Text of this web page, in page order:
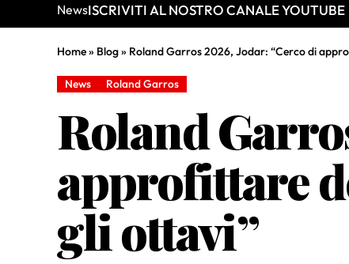
NewsISCRIVITI AL NOSTRO CANALE YOUTUBE
Home» Blog» Roland Garros 2026, Jodar: “Cerco di
News Roland Garros
Roland
approfittare
gli ottavi”